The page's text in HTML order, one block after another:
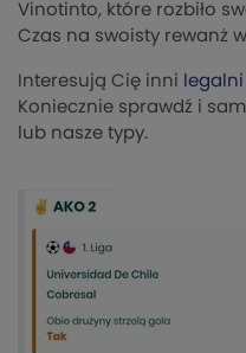
Vinotinto, które rozbiło
Czas na swoisty rewanż
Interesują Cię inni
Koniecznie sprawdź i
lub nasze typy.